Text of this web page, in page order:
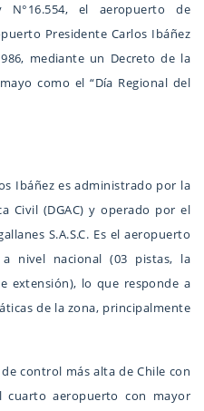
el aeropuerto de
Presidente Carlos Ibáñez
mediante un Decreto de la
como el “Día Regional del
Ibáñez es administrado por la
Civil (DGAC) y operado por el
S.A.S.C. Es el aeropuerto
nivel nacional (03 pistas, la
extensión), lo que responde a
de la zona, principalmente
control más alta de Chile con
aeropuerto con mayor